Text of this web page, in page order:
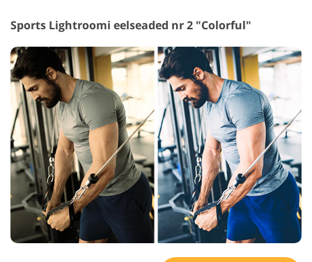
Sports Lightroomi eelseaded nr 2 "Colorful"